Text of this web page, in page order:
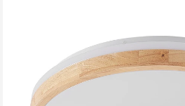
imágenes